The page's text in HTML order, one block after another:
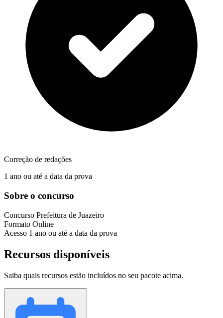
Correção de redações
1 ano ou até a data da prova
Sobre o concurso
Concurso Prefeitura de Juazeiro
Formato Online
Acesso 1 ano ou até a data da prova
Recursos disponíveis
Saiba quais recursos estão incluídos no seu pacote acima.